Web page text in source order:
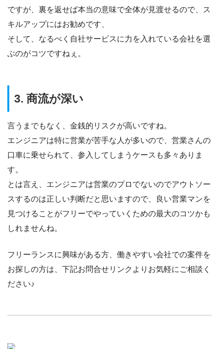
ですが、裏を返せば本当の意味で全体が見渡せるので、ス
キルアップにはお勧めです、
そして、なるべく自社サービスに力を入れている会社を選
ぶのがコツですねぇ。
3. 商流が深い
言うまでもなく、金銭的リスクが高いですね。
エンジニアは特に営業が苦手な人が多いので、営業さんの
口車に乗せられて、参入してしまうケースも多々ありま
す。
とは言え、エンジニアは営業のプロでないのでアウトソー
スするのは正しい判断だと思いますので、良い営業マンを
見つけることがフリーでやっていくための最大のコツかも
しれませんね。
フリーランスに興味がある方、働きやすい会社での案件を
お探しの方は、下記お問合せリンクよりお気軽にご相談く
ださい♪